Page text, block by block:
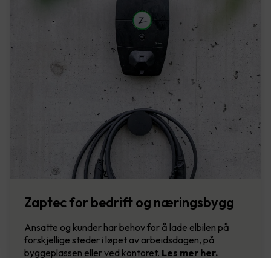
Zaptec for bedrift og næringsbygg
Ansatte og kunder har behov for å lade elbilen på
forskjellige steder i løpet av arbeidsdagen, på
byggeplassen eller ved kontoret. Les mer her.